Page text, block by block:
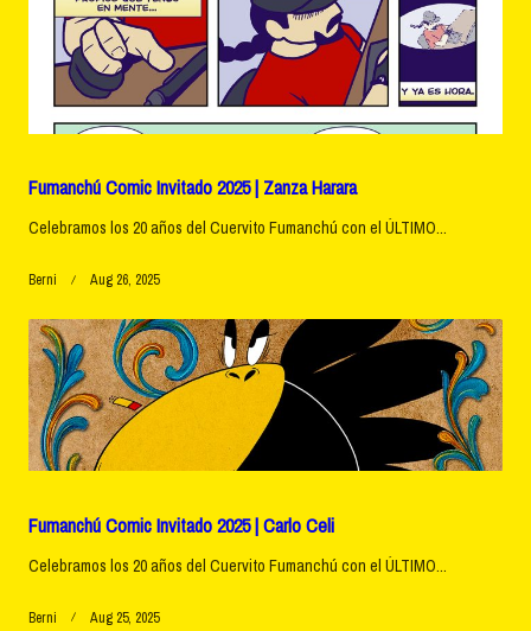
Fumanchú Comic Invitado 2025 | Zanza Harara
Celebramos los 20 años del Cuervito Fumanchú con el ÚLTIMO...
Berni Aug 26, 2025
Fumanchú Comic Invitado 2025 | Carlo Celi
Celebramos los 20 años del Cuervito Fumanchú con el ÚLTIMO...
Berni Aug 25, 2025